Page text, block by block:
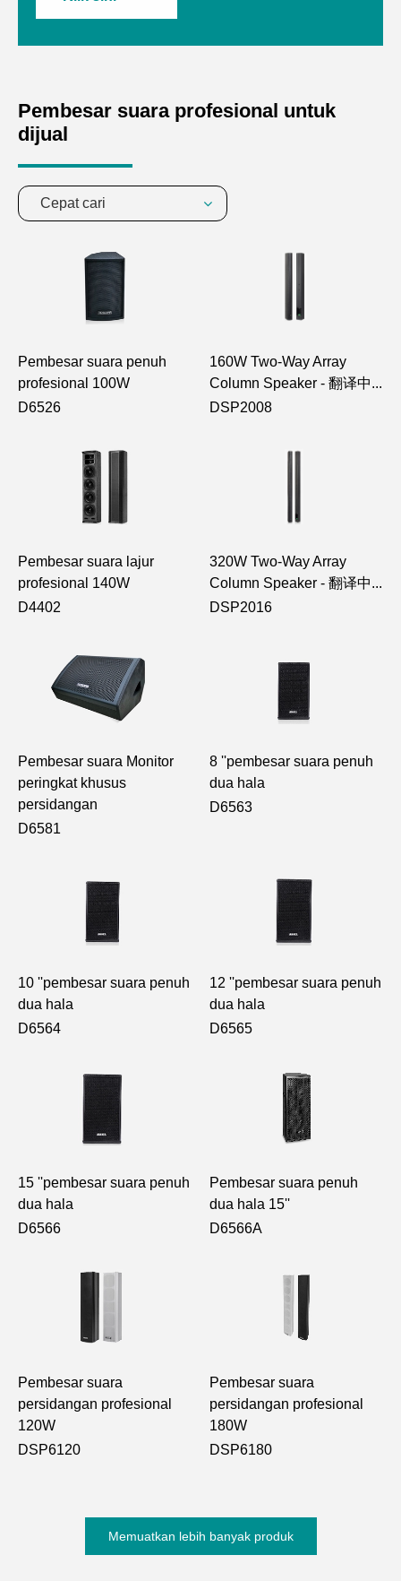
Pembesar suara profesional untuk
dijual
Cepat cari
Pembesar suara penuh
profesional 100W
D6526
160W Two-Way Array
Column Speaker - 翻译中...
DSP2008
Pembesar suara lajur
profesional 140W
D4402
320W Two-Way Array
Column Speaker - 翻译中...
DSP2016
Pembesar suara Monitor
peringkat khusus
persidangan
D6581
8 ''pembesar suara penuh
dua hala
D6563
10 ''pembesar suara penuh
dua hala
D6564
12 ''pembesar suara penuh
dua hala
D6565
15 ''pembesar suara penuh
dua hala
D6566
Pembesar suara penuh
dua hala 15''
D6566A
Pembesar suara
persidangan profesional
120W
DSP6120
Pembesar suara
persidangan profesional
180W
DSP6180
Memuatkan lebih banyak produk